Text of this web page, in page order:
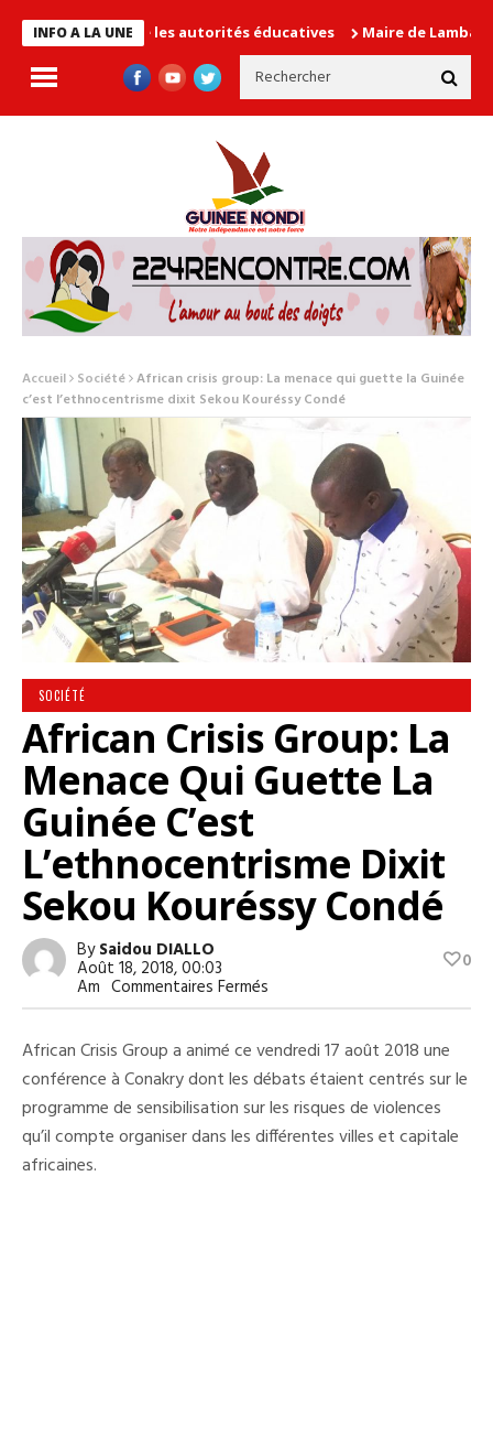
INFO A LA UNE
cause les autorités éducatives Maire de Lambanyi : Baba
Accueil Société African crisis group: La menace qui guette la Guinée
c’est l’ethnocentrisme dixit Sekou Kouréssy Condé
SOCIÉTÉ
African Crisis Group: La
Menace Qui Guette La
Guinée C’est
L’ethnocentrisme Dixit
Sekou Kouréssy Condé
BySaidou DIALLO
Août 18, 2018, 00:03
Am Commentaires Fermés
African
Group:
La
Menace
Qui
Guette
La
Guinée
0
African Crisis Group a animé ce vendredi 17 août 2018 une
conférence à Conakry dont les débats étaient centrés sur le
programme de sensibilisation sur les risques de violences
qu’il compte organiser dans les différentes villes et capitale
africaines.